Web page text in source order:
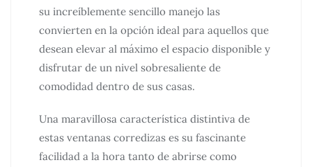
su increíblemente sencillo manejo las
convierten en la opción ideal para aquellos que
desean elevar al máximo el espacio disponible y
disfrutar de un nivel sobresaliente de
comodidad dentro de sus casas.
Una maravillosa característica distintiva de
estas ventanas corredizas es su fascinante
facilidad a la hora tanto de abrirse como